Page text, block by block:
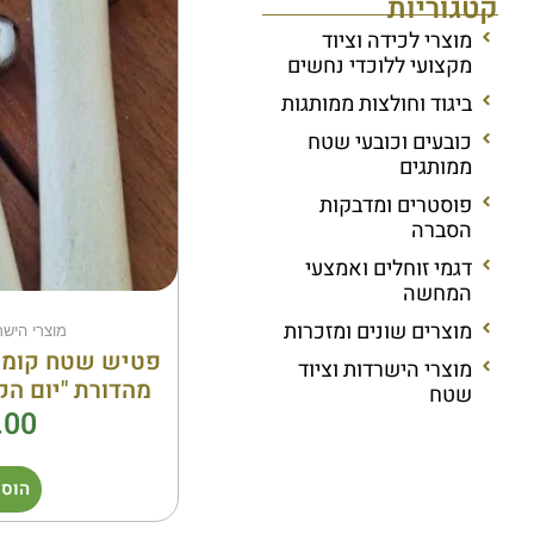
מוצרי לכידה וציוד
מקצועי ללוכדי נחשים
ביגוד וחולצות ממותגות
כובעים וכובעי שטח
ממותגים
פוסטרים ומדבקות
הסברה
דגמי זוחלים ואמצעי
המחשה
מוצרים שונים ומזכרות
מוצרי הישרדות וציוד
שטח
מוצרי
מהדורת "יום